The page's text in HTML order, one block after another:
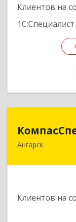
Клиентов на
1С:Специалист
Ангарск
Клиентов на
665826,